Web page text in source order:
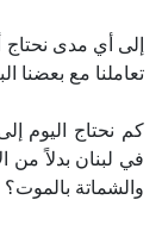
إلى أي مدى نحتاج
تعاملنا مع بعضنا
كم نحتاج اليوم
في لبنان بدلاً من
والشماتة بالموت؟